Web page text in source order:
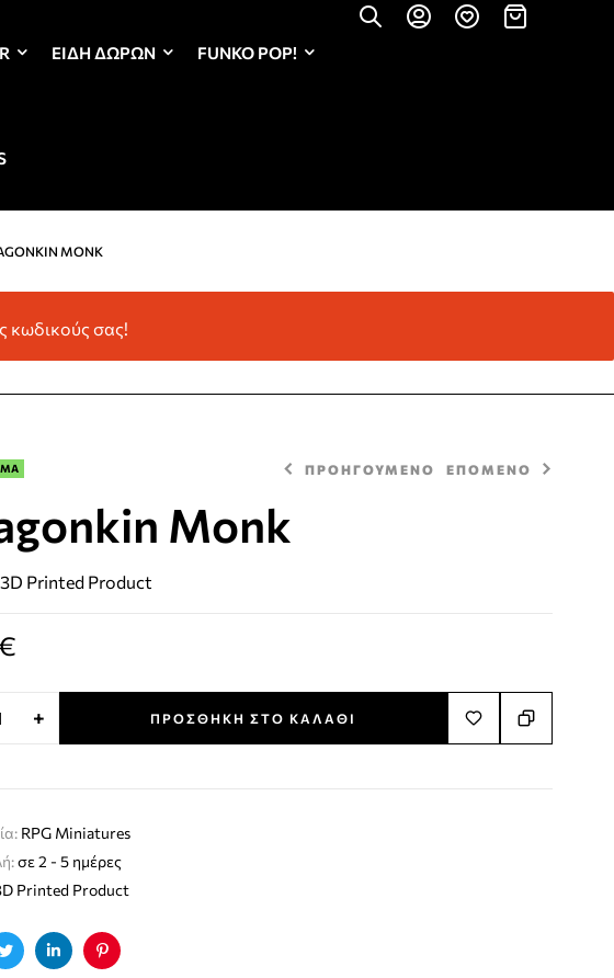
ΕΊΔΗ ΔΏΡΩΝ FUNKO POP!
MONK
κωδικούς σας!
ΠΡΟΗΓΟΥΜΕΝΟ ΕΠΟΜΕΝΟ
Monk
3D Printed Product
+ ΠΡΟΣΘΉΚΗ ΣΤΟ ΚΑΛΆΘΙ
RPG Miniatures
σε 2 - 5 ημέρες
Printed Product
TwitterLinkedinPinterest